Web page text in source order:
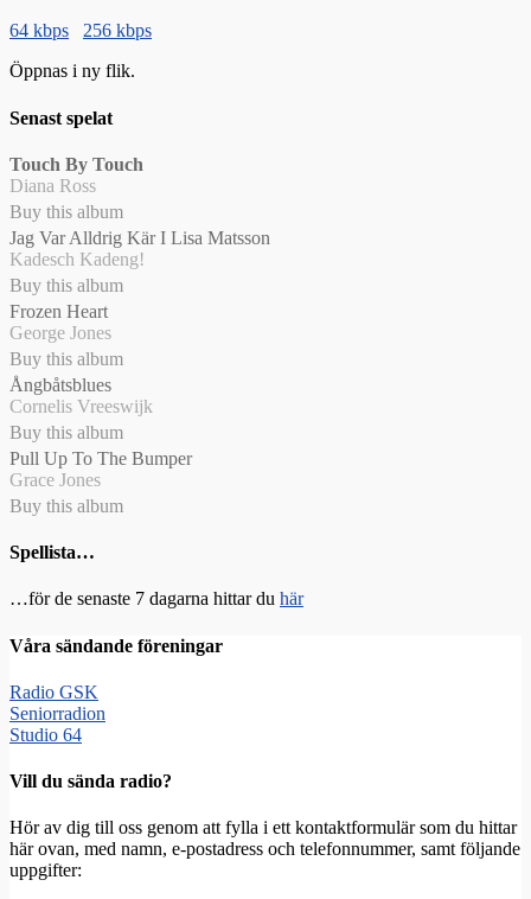
64 kbps
256 kbps
Öppnas i ny flik.
Senast spelat
Touch By Touch
Diana Ross
Buy this album
Jag Var Alldrig Kär I Lisa Matsson
Kadesch Kadeng!
Buy this album
Frozen Heart
George Jones
Buy this album
Ångbåtsblues
Cornelis Vreeswijk
Buy this album
Pull Up To The Bumper
Grace Jones
Buy this album
Spellista…
…för de senaste 7 dagarna hittar du här
Våra sändande föreningar
Radio GSK
Seniorradion
Studio 64
Vill du sända radio?
Hör av dig till oss genom att fylla i ett kontaktformulär som du hittar
här ovan, med namn, e-postadress och telefonnummer, samt följande
uppgifter: